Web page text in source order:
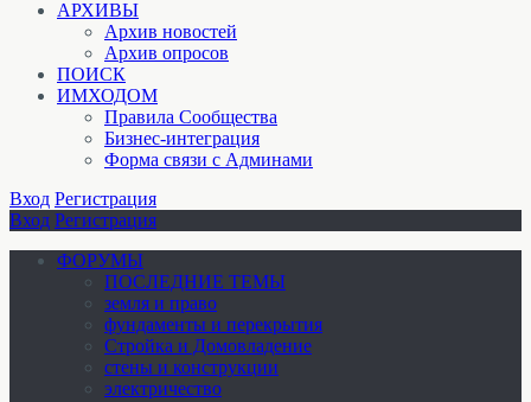
АРХИВЫ
Архив новостей
Архив опросов
ПОИСК
ИМХОДОМ
Правила Сообщества
Бизнес-интеграция
Форма связи с Админами
Вход Регистрация
Вход Регистрация
ФОРУМЫ
ПОСЛЕДНИЕ ТЕМЫ
земля и право
фундаменты и перекрытия
Стройка и Домовладение
стены и конструкции
электричество